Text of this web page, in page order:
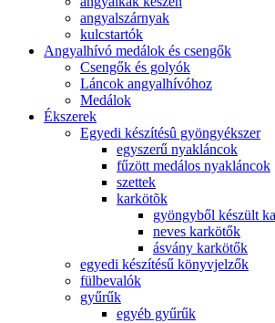
angyalszárnyak
kulcstartók
Angyalhívó medálok és csengők
Csengők és golyók
Láncok angyalhívóhoz
Medálok
Ékszerek
Egyedi készítésû gyöngyékszer
egyszerű nyakláncok
fűzött medálos nyakláncok
szettek
karkötõk
gyöngyből készült
neves karkötők
ásvány karkötők
egyedi készítésű könyvjelzők
fülbevalók
gyűrűk
egyéb gyűrűk